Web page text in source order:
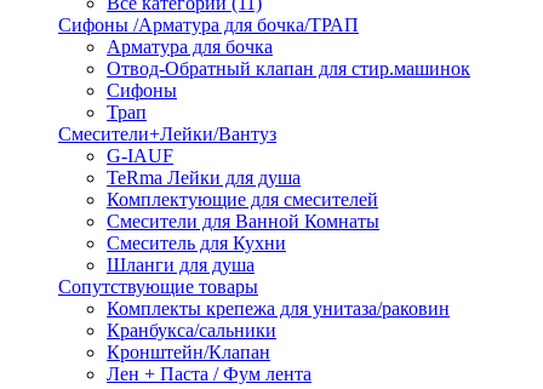
Сифоны /Арматура для бочка/ТРАП
Арматура для бочка
Отвод-Обратный клапан для стир.машинок
Сифоны
Трап
Смесители+Лейки/Вантуз
G-IAUF
TeRma Лейки для душа
Комплектующие для смесителей
Смесители для Ванной Комнаты
Смеситель для Кухни
Шланги для душа
Сопутствующие товары
Комплекты крепежа для унитаза/раковин
Кранбукса/сальники
Кронштейн/Клапан
Лен + Паста / Фум лента